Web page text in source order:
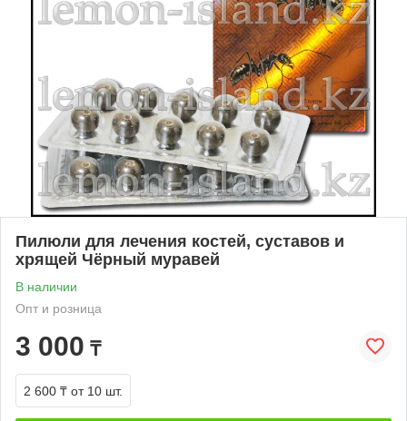
Пилюли для лечения костей, суставов и
хрящей Чёрный муравей
В наличии
Опт и розница
3 000 ₸
2 600 ₸ от 10 шт.